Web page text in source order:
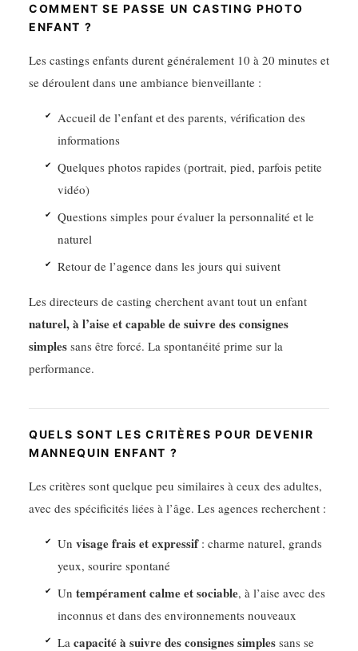
COMMENT SE PASSE UN CASTING PHOTO
ENFANT ?
Les castings enfants durent généralement 10 à 20 minutes et
se déroulent dans une ambiance bienveillante :
Accueil de l’enfant et des parents, vérification des
informations
Quelques photos rapides (portrait, pied, parfois petite
vidéo)
Questions simples pour évaluer la personnalité et le
naturel
Retour de l’agence dans les jours qui suivent
Les directeurs de casting cherchent avant tout un enfant
naturel, à l’aise et capable de suivre des consignes
simples sans être forcé. La spontanéité prime sur la
performance.
QUELS SONT LES CRITÈRES POUR DEVENIR
MANNEQUIN ENFANT ?
Les critères sont quelque peu similaires à ceux des adultes,
avec des spécificités liées à l’âge. Les agences recherchent :
Un visage frais et expressif: charme naturel, grands
yeux, sourire spontané
Un tempérament calme et sociable, à l’aise avec des
inconnus et dans des environnements nouveaux
La capacité à suivre des consignes simples sans se